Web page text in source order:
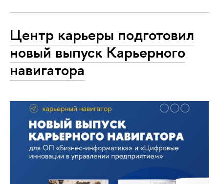
Центр карьеры подготовил
новый выпуск Карьерного
навигатора